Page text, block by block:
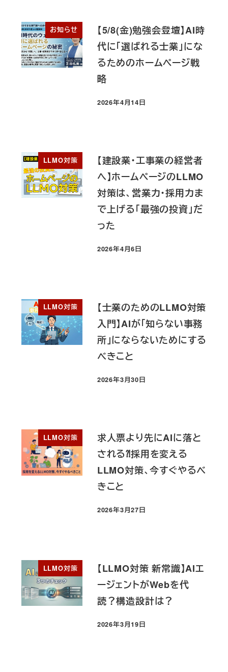
お知らせ
【5/8(金)勉強会登壇】AI時
代に「選ばれる士業」にな
るためのホームページ戦
略
投稿日
2026年4月14日
LLMO対策
【建設業・工事業の経営者
へ】ホームページのLLMO
対策は、営業力・採用力ま
で上げる「最強の投資」だ
った
投稿日
2026年4月6日
LLMO対策
【士業のためのLLMO対策
入門】AIが「知らない事務
所」にならないためにする
べきこと
投稿日
2026年3月30日
LLMO対策
求人票より先にAIに落と
される⁈採用を変える
LLMO対策、今すぐやるべ
きこと
投稿日
2026年3月27日
LLMO対策
【LLMO対策 新常識】AIエ
ージェントがWebを代
読？構造設計は？
投稿日
2026年3月19日